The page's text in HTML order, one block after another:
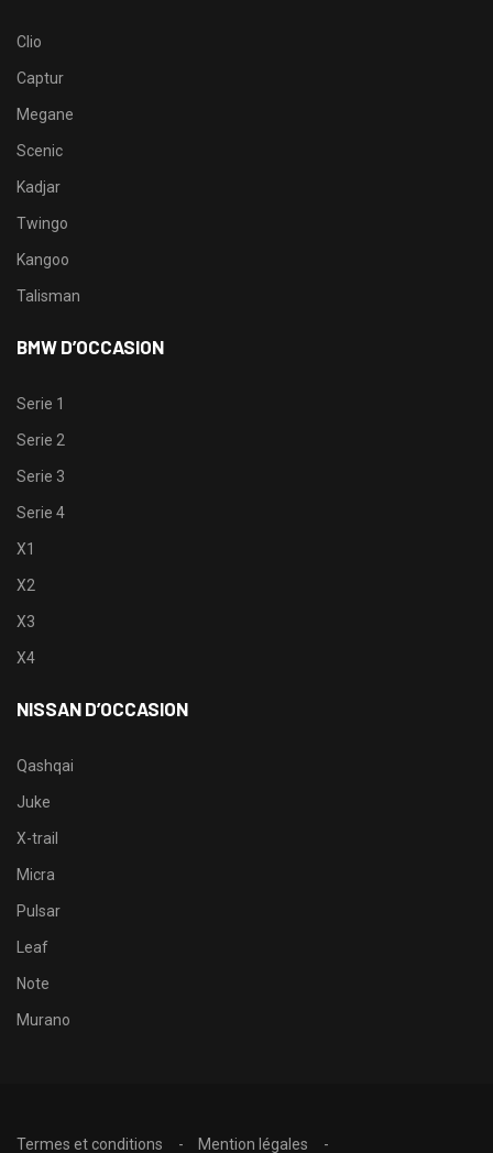
Clio
Captur
Megane
Scenic
Kadjar
Twingo
Kangoo
Talisman
BMW D’OCCASION
Serie 1
Serie 2
Serie 3
Serie 4
X1
X2
X3
X4
NISSAN D’OCCASION
Qashqai
Juke
X-trail
Micra
Pulsar
Leaf
Note
Murano
Termes et conditions Mention légales